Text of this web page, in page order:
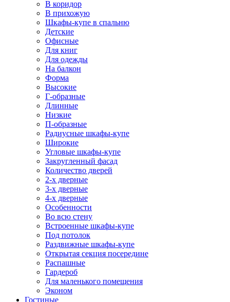
В коридор
В прихожую
Шкафы-купе в спальню
Детские
Офисные
Для книг
Для одежды
На балкон
Форма
Высокие
Г-образные
Длинные
Низкие
П-образные
Радиусные шкафы-купе
Широкие
Угловые шкафы-купе
Закругленный фасад
Количество дверей
2-х дверные
3-х дверные
4-х дверные
Особенности
Во всю стену
Встроенные шкафы-купе
Под потолок
Раздвижные шкафы-купе
Открытая секция посередине
Распашные
Гардероб
Для маленького помещения
Эконом
Гостиные